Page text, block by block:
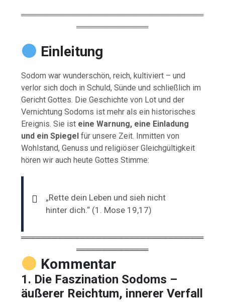
═════════════════════════════════
═════════════
Einleitung
Sodom war wunderschön, reich, kultiviert – und
verlor sich doch in Schuld, Sünde und schließlich im
Gericht Gottes. Die Geschichte von Lot und der
Vernichtung Sodoms ist mehr als ein historisches
Ereignis. Sie ist eine Warnung, eine Einladung
und ein Spiegel für unsere Zeit. Inmitten von
Wohlstand, Genuss und religiöser Gleichgültigkeit
hören wir auch heute Gottes Stimme:
„Rette dein Leben und sieh nicht
hinter dich.“ (1. Mose 19,17)
═════════════════════════════════
═════════════
Kommentar
1. Die Faszination Sodoms –
äußerer Reichtum, innerer Verfall